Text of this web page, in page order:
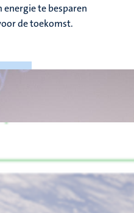
te besparen
de toekomst.